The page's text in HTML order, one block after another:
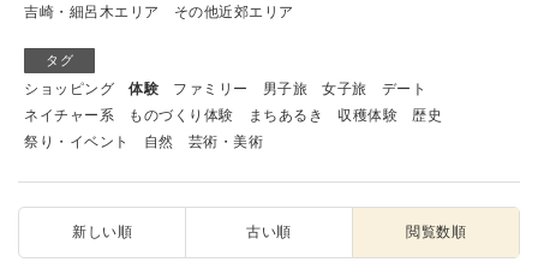
吉崎・細呂木エリア
その他近郊エリア
タグ
ショッピング 体験 ファミリー 男子旅 女子旅
デート
ネイチャー系
ものづくり体験 まちあるき 収穫体験
歴史
祭り・イベント
自然 芸術・美術
新しい順 古い順 閲覧数順